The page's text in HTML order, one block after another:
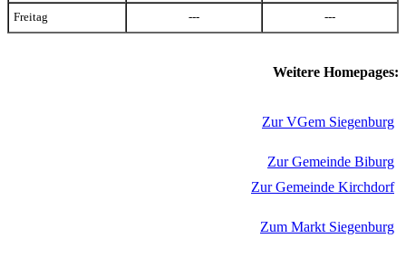
Freitag --- ---
Weitere Homepages:
Zur VGem Siegenburg
Zur Gemeinde Biburg
Zur Gemeinde Kirchdorf
Zum Markt Siegenburg